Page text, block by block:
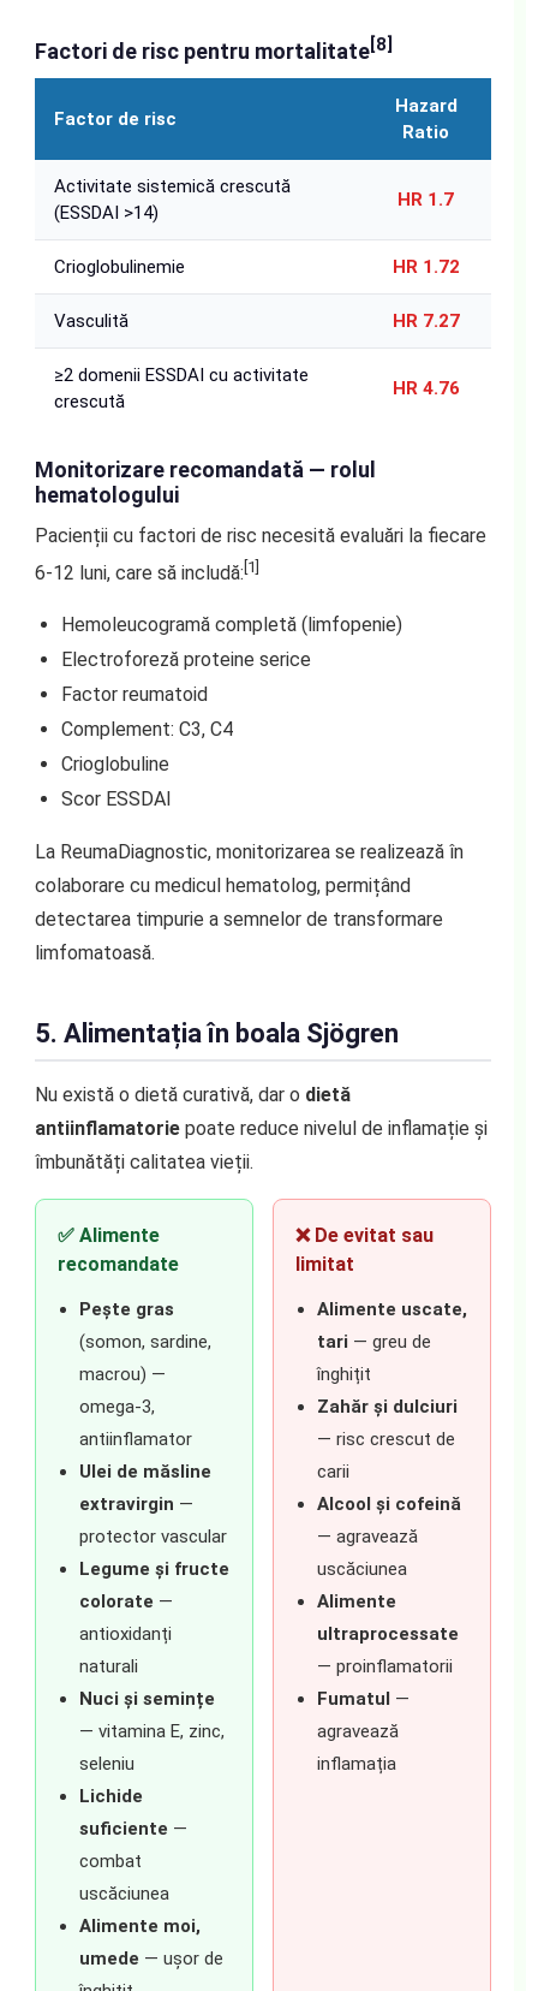
Factori de risc pentru mortalitate[8]
Factor de risc
Hazard
Ratio
Activitate sistemică crescută
(ESSDAI >14)
HR 1.7
Crioglobulinemie HR 1.72
Vasculită HR 7.27
≥2 domenii ESSDAI cu activitate
crescută
HR 4.76
Monitorizare recomandată — rolul
hematologului
Pacienții cu factori de risc necesită evaluări la fiecare
6-12 luni, care să includă: [1]
Hemoleucogramă completă (limfopenie)
Electroforeză proteine serice
Factor reumatoid
Complement: C3, C4
Crioglobuline
Scor ESSDAI
La ReumaDiagnostic, monitorizarea se realizează în
colaborare cu medicul hematolog, permițând
detectarea timpurie a semnelor de transformare
limfomatoasă.
5. Alimentația în boala Sjögren
Nu există o dietă curativă, dar o dietă
antiinflamatoriepoate reduce nivelul de inflamație și
îmbunătăți calitatea vieții.
✅ Alimente
recomandate
Pește gras
(somon, sardine,
macrou) —
omega-3,
antiinflamator
Ulei de măsline
extravirgin —
protector vascular
Legume și fructe
colorate —
antioxidanți
naturali
Nuci și semințe
— vitamina E, zinc,
seleniu
Lichide
suficiente —
combat
uscăciunea
Alimente moi,
umede — ușor de
❌ De evitat sau
limitat
Alimente uscate,
tari — greu de
înghițit
Zahăr și dulciuri
— risc crescut de
carii
Alcool și cofeină
— agravează
uscăciunea
Alimente
ultraprocessate
— proinflamatorii
Fumatul —
agravează
inflamația